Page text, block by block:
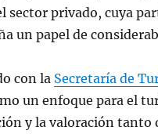
sector privado, cuya
un papel de
con la Secretaría de
un enfoque para el
y la valoración